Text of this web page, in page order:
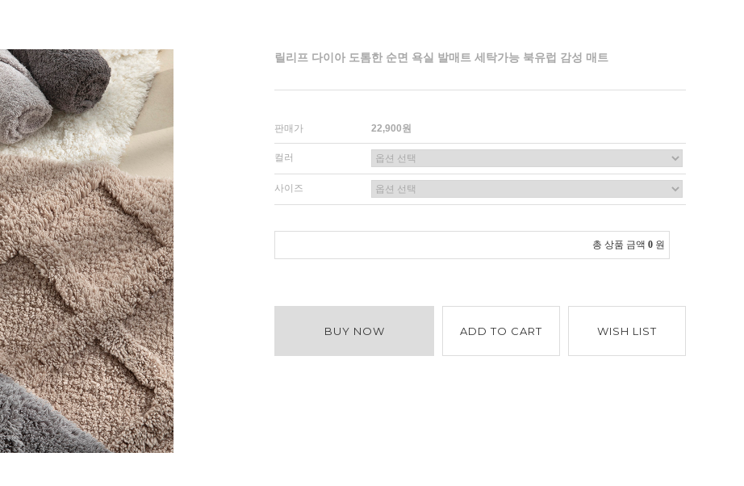
릴리프 다이아 도톰한 순면 욕실 발매트 세탁가능 북유럽 감성 매트
판매가 22,900원
컬러
사이즈
총 상품 금액 0 원
BUY NOW ADD TO CART WISH LIST